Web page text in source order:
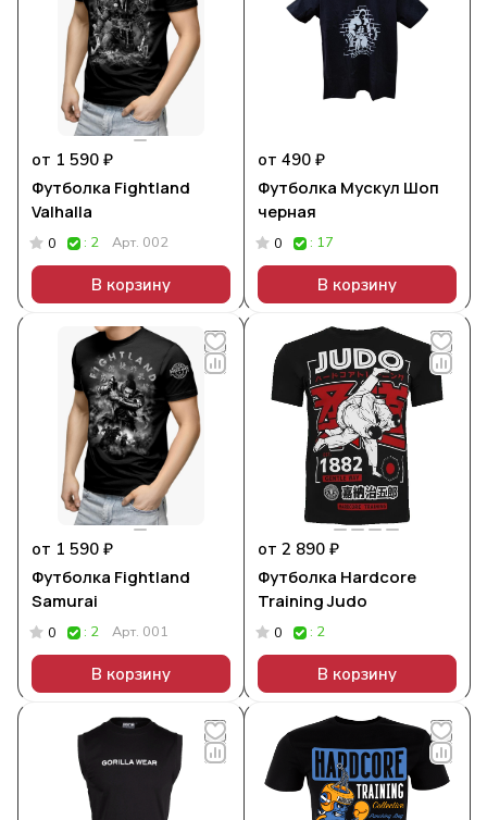
от 1 590 ₽
Футболка Fightland
Valhalla
0 : 2 Арт. 002
В корзину
от 490 ₽
Футболка Мускул Шоп
черная
0 : 17
В корзину
от 1 590 ₽
Футболка Fightland
Samurai
0 : 2 Арт. 001
В корзину
от 2 890 ₽
Футболка Hardcore
Training Judo
0 : 2
В корзину